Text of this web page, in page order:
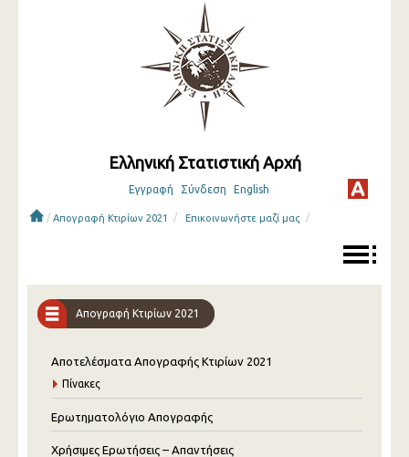
Ελληνική Στατιστική Αρχή
Εγγραφή Σύνδεση English
/ Απογραφή Κτιρίων 2021 / Επικοινωνήστε μαζί μας /
Απογραφή Κτιρίων 2021
Αποτελέσματα Απογραφής Κτιρίων 2021
Πίνακες
Ερωτηματολόγιο Απογραφής
Χρήσιμες Ερωτήσεις – Απαντήσεις